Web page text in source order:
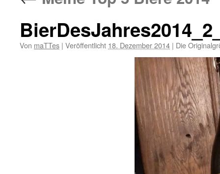
Von maTTes | Veröffentlicht 18. Dezember 2014 | Die